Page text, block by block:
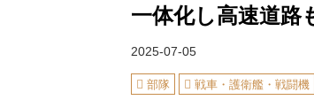
一体化し高速道路
2025-07-05
部隊 戦車・護衛艦・戦闘機